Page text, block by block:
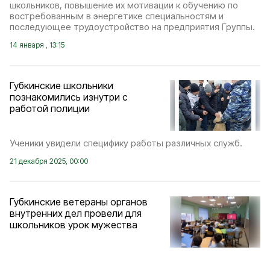
школьников, повышение их мотивации к обучению по
востребованным в энергетике специальностям и
последующее трудоустройство на предприятия Группы.
14 января , 13:15
Губкинские школьники
познакомились изнутри с
работой полиции
Ученики увидели специфику работы различных служб.
21 декабря 2025, 00:00
Губкинские ветераны органов
внутренних дел провели для
школьников урок мужества